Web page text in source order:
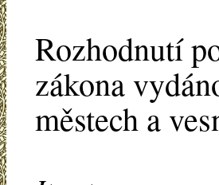
Rozhodnutí
zákona
městech a